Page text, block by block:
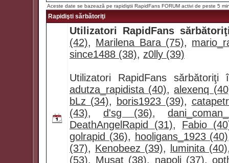
Aceste date se bazează pe rapidiştii RapidFans FORUM activi de peste 5
Rapidişti sărbătoriţi
Utilizatori RapidFans
(42), Marilena Bara (75),
since1488 (38), z0lly (39)
Utilizatori RapidFans
adutza_rapidista (40),alexenq
bLz (34), boris1923 (39),
(43),d'sg (36),
DeathAngelRapid (31), Fabio
golrapid (36), hooligans_1923 (40)
(37), Kenobeez (39), luminita (40)
(53), Musat (38), napoli (37),